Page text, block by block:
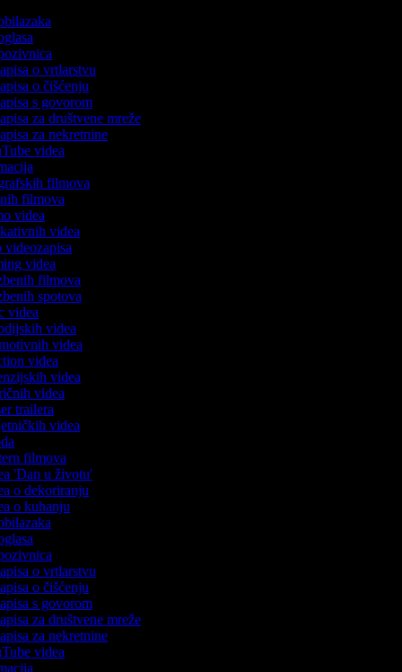
o vrtlarstvu
o čišćenju
s govorom
za društvene mreže
za nekretnine
videa
filmova
filmova
videa
videa
videozapisa
videa
filmova
spotova
videa
videa
videa
videa
videa
videa
trailera
videa
filmova
'Dan u životu'
o dekoriranju
o kuhanju
o vrtlarstvu
o čišćenju
s govorom
za društvene mreže
za nekretnine
videa